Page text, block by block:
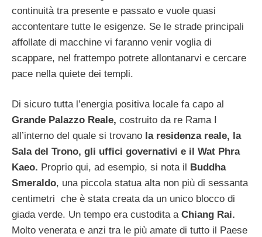
continuità tra presente e passato e vuole quasi
accontentare tutte le esigenze. Se le strade principali
affollate di macchine vi faranno venir voglia di
scappare, nel frattempo potrete allontanarvi e cercare
pace nella quiete dei templi.
Di sicuro tutta l’energia positiva locale fa capo al
Grande Palazzo Reale, costruito da re Rama I
all’interno del quale si trovano la residenza reale, la
Sala del Trono, gli uffici governativi e il Wat Phra
Kaeo. Proprio qui, ad esempio, si nota il
Buddha
Smeraldo, una piccola statua alta non più di sessanta
centimetri che è stata creata da un unico blocco di
giada verde. Un tempo era custodita aChiang Rai.
Molto venerata e anzi tra le più amate di tutto il Paese